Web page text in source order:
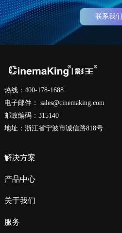
联系我们
热线：400-178-1688
电子邮件： sales@cinemaking.com
邮政编码：315140
地址：浙江省宁波市诚信路818号
解决方案
产品中心
关于我们
服务